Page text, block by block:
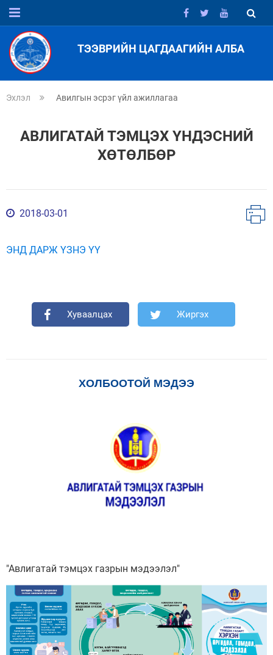
ТЭЭВРИЙН ЦАГДААГИЙН АЛБА
Эхлэл Авилгын эсрэг үйл ажиллагаа
АВЛИГАТАЙ ТЭМЦЭХ ҮНДЭСНИЙ
ХӨТӨЛБӨР
2018-03-01
ЭНД ДАРЖ ҮЗНЭ ҮҮ
Хуваалцах Жиргэх
ХОЛБООТОЙ МЭДЭЭ
"Авлигатай тэмцэх газрын мэдээлэл"